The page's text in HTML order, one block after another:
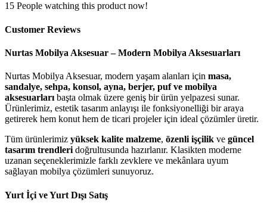
15 People watching this product now!
Customer Reviews
Nurtas Mobilya Aksesuar – Modern Mobilya Aksesuarları
Nurtas Mobilya Aksesuar, modern yaşam alanları için masa,
sandalye, sehpa, konsol, ayna, berjer, puf ve mobilya
aksesuarları başta olmak üzere geniş bir ürün yelpazesi sunar.
Ürünlerimiz, estetik tasarım anlayışı ile fonksiyonelliği bir araya
getirerek hem konut hem de ticari projeler için ideal çözümler üretir.
Tüm ürünlerimiz yüksek kalite malzeme, özenli işçilik ve güncel
tasarım trendleri doğrultusunda hazırlanır. Klasikten moderne
uzanan seçeneklerimizle farklı zevklere ve mekânlara uyum
sağlayan mobilya çözümleri sunuyoruz.
Yurt İçi ve Yurt Dışı Satış